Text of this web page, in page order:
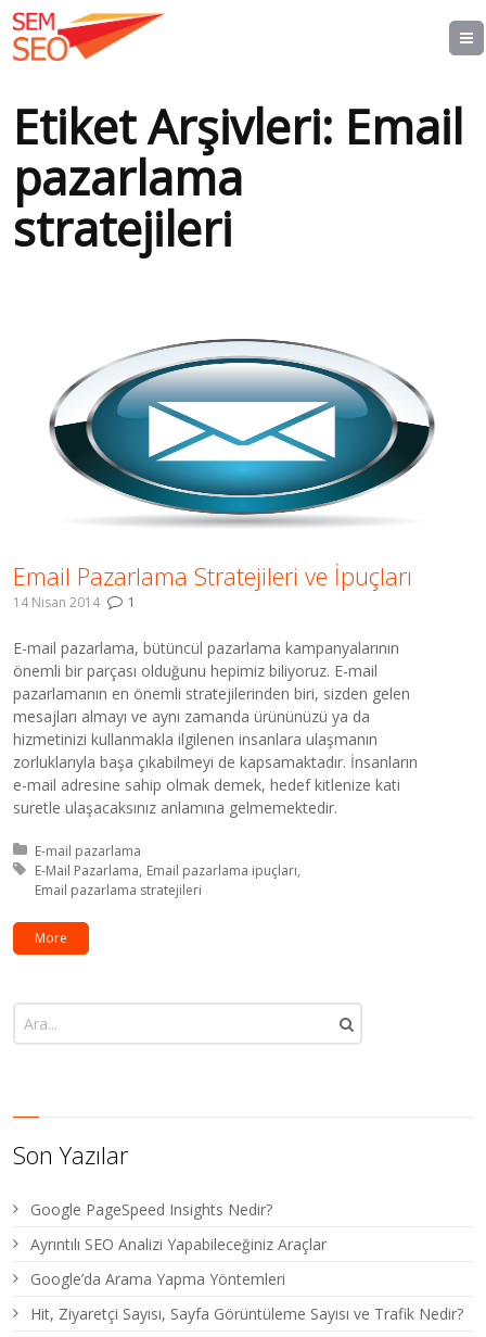
Etiket Arşivleri: Email
pazarlama
stratejileri
Email Pazarlama Stratejileri ve İpuçları
14 Nisan 2014 1
E-mail pazarlama, bütüncül pazarlama kampanyalarının
önemli bir parçası olduğunu hepimiz biliyoruz. E-mail
pazarlamanın en önemli stratejilerinden biri, sizden gelen
mesajları almayı ve aynı zamanda ürününüzü ya da
hizmetinizi kullanmakla ilgilenen insanlara ulaşmanın
zorluklarıyla başa çıkabilmeyi de kapsamaktadır. İnsanların
e-mail adresine sahip olmak demek, hedef kitlenize kati
suretle ulaşacaksınız anlamına gelmemektedir.
Kategori:
E-mail pazarlama
Etiket:
E-Mail Pazarlama Email pazarlama ipuçları
Email pazarlama stratejileri
More
Son Yazılar
Google PageSpeed Insights Nedir?
Ayrıntılı SEO Analizi Yapabileceğiniz Araçlar
Google’da Arama Yapma Yöntemleri
Hit, Ziyaretçi Sayısı, Sayfa Görüntüleme Sayısı ve Trafik Nedir?